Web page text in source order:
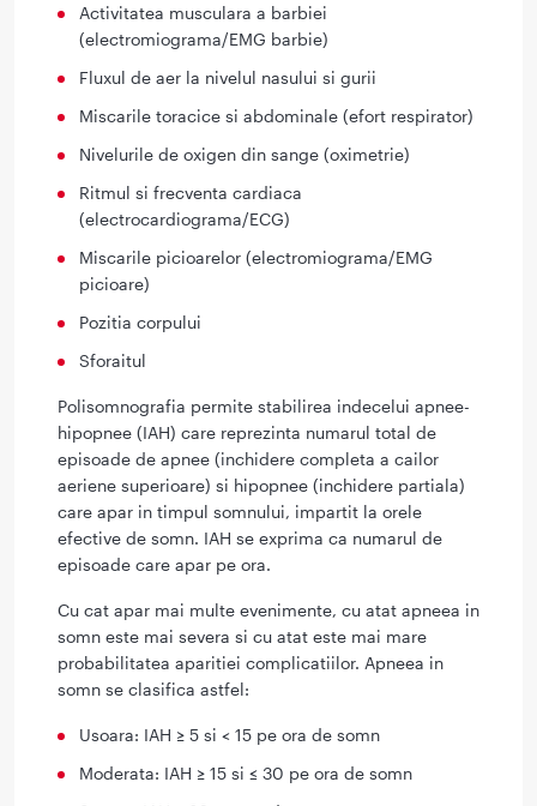
Activitatea musculara a barbiei
(electromiograma/EMG barbie)
Fluxul de aer la nivelul nasului si gurii
Miscarile toracice si abdominale (efort respirator)
Nivelurile de oxigen din sange (oximetrie)
Ritmul si frecventa cardiaca
(electrocardiograma/ECG)
Miscarile picioarelor (electromiograma/EMG
picioare)
Pozitia corpului
Sforaitul
Polisomnografia permite stabilirea indecelui apnee-
hipopnee (IAH) care reprezinta numarul total de
episoade de apnee (inchidere completa a cailor
aeriene superioare) si hipopnee (inchidere partiala)
care apar in timpul somnului, impartit la orele
efective de somn. IAH se exprima ca numarul de
episoade care apar pe ora.
Cu cat apar mai multe evenimente, cu atat apneea in
somn este mai severa si cu atat este mai mare
probabilitatea aparitiei complicatiilor. Apneea in
somn se clasifica astfel:
Usoara: IAH ≥ 5 si < 15 pe ora de somn
Moderata: IAH ≥ 15 si ≤ 30 pe ora de somn